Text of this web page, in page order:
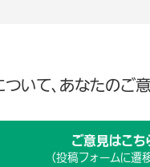
いて、あなたのご
ご意見はこち
（投稿フォームに遷